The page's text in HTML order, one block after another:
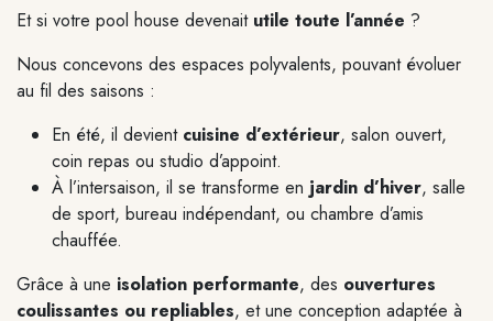
Et si votre pool house devenait utile toute l’année ?
Nous concevons des espaces polyvalents, pouvant évoluer
au fil des saisons :
En été, il devient cuisine d’extérieur, salon ouvert,
coin repas ou studio d’appoint.
À l’intersaison, il se transforme en jardin d’hiver, salle
de sport, bureau indépendant, ou chambre d’amis
chauffée.
Grâce à une isolation performante, des ouvertures
coulissantes ou repliables, et une conception adaptée à